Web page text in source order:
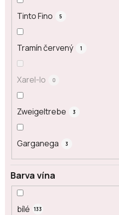
Tinto Fino 5
Tramín červený 1
Xarel-lo 0
Zweigeltrebe 3
Garganega 3
Barva vína
bílé 133